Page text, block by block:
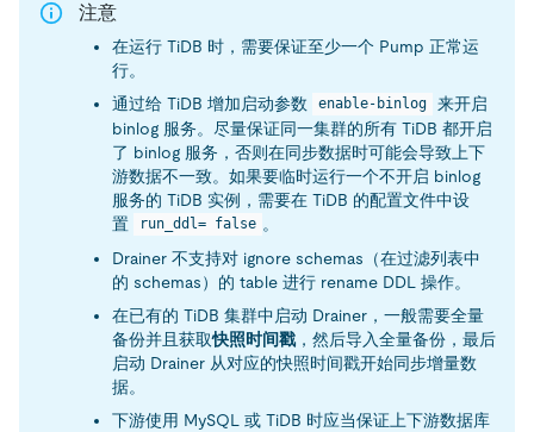
注意
在运行 TiDB 时，需要保证至少一个 Pump 正常运
行。
通过给 TiDB 增加启动参数
enable-binlog
来开启
binlog 服务。尽量保证同一集群的所有 TiDB 都开启
了 binlog 服务，否则在同步数据时可能会导致上下
游数据不一致。如果要临时运行一个不开启 binlog
服务的 TiDB 实例，需要在 TiDB 的配置文件中设
置
run_ddl= false 。
Drainer 不支持对 ignore schemas（在过滤列表中
的 schemas）的 table 进行 rename DDL 操作。
在已有的 TiDB 集群中启动 Drainer，一般需要全量
备份并且获取快照时间戳，然后导入全量备份，最后
启动 Drainer 从对应的快照时间戳开始同步增量数
据。
下游使用 MySQL 或 TiDB 时应当保证上下游数据库